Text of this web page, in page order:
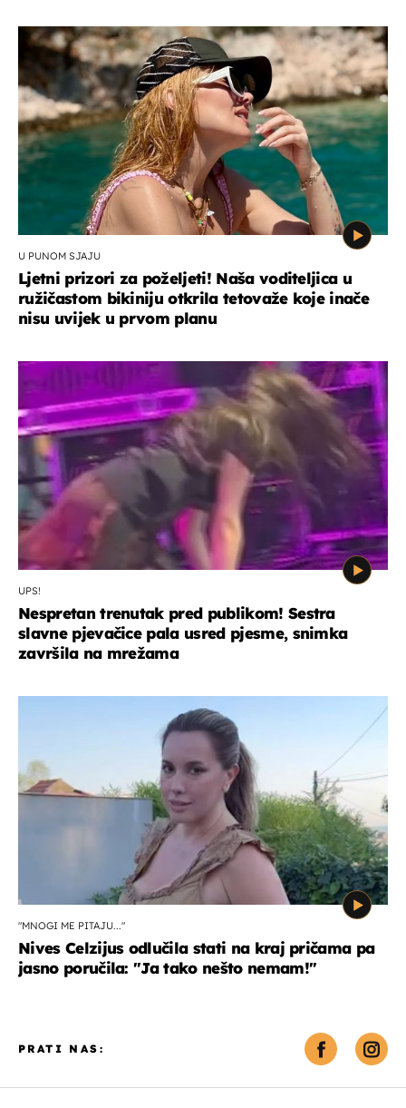
U PUNOM SJAJU
Ljetni prizori za poželjeti! Naša voditeljica u
ružičastom bikiniju otkrila tetovaže koje inače
nisu uvijek u prvom planu
UPS!
Nespretan trenutak pred publikom! Sestra
slavne pjevačice pala usred pjesme, snimka
završila na mrežama
"MNOGI ME PITAJU..."
Nives Celzijus odlučila stati na kraj pričama pa
jasno poručila: "Ja tako nešto nemam!"
PRATI NAS: